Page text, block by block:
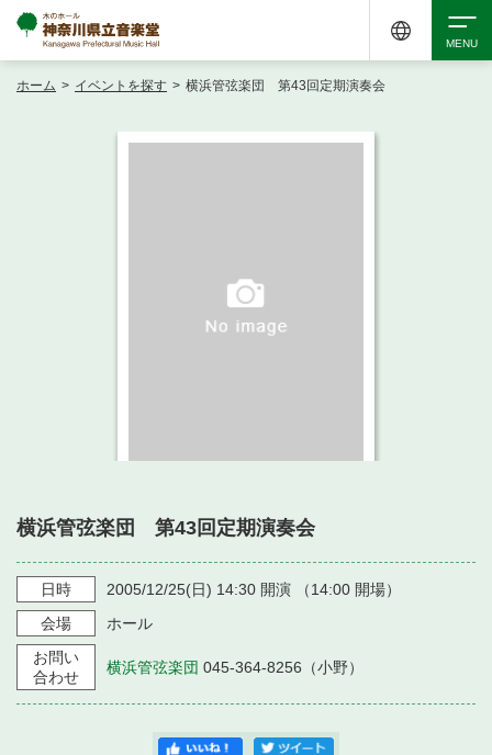
・ よくある質問
・ 施設を借りる
・ 空き状況
・ 抽選対象日
・ 利用料金
音楽堂について
・ 音楽堂のご案内
・ フロアマップ
・ 芸術参与
神奈川県立音楽堂
SNS
ホーム > イベントを探す > 横浜管弦楽団 第43回定期演奏会
横浜管弦楽団 第43回定期演奏会
日時 2005/12/25(日) 14:30 開演 （14:00 開場）
会場
ホール
お問い
合わせ
横浜管弦楽団 045-364-8256（小野）